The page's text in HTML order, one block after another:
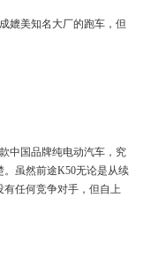
媲美知名大厂的跑车，但
中国品牌纯电动汽车，究
虽然前途K50无论是从续
任何竞争对手，但自上